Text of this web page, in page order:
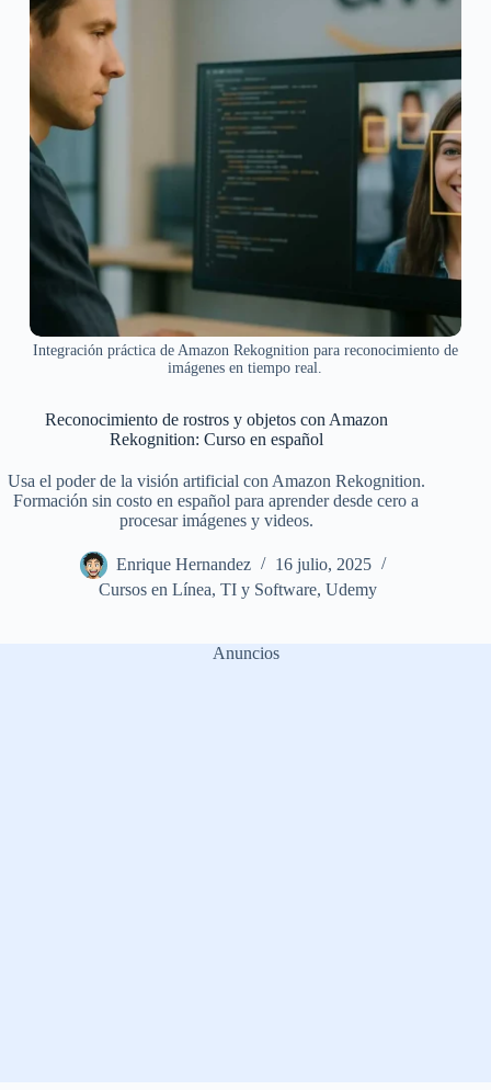
Integración práctica de Amazon Rekognition para reconocimiento de
imágenes en tiempo real.
Reconocimiento de rostros y objetos con Amazon
Rekognition: Curso en español
Usa el poder de la visión artificial con Amazon Rekognition.
Formación sin costo en español para aprender desde cero a
procesar imágenes y videos.
Enrique Hernandez
16 julio, 2025
Cursos en Línea,TI y Software,Udemy
Anuncios